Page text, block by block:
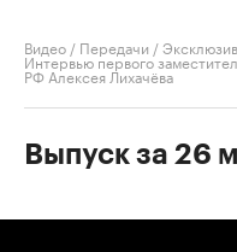
Видео / Передачи /
Интервью первого
РФ Алексея Лихачёва
Выпуск за 26